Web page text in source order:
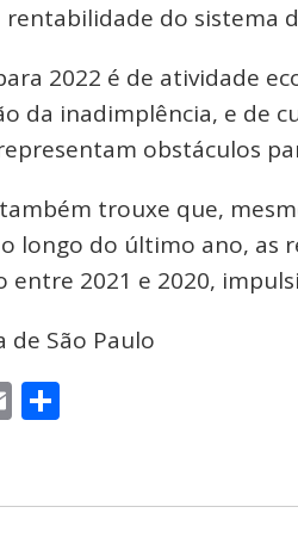
rentabilidade do sistema
2022 é de atividade
da inadimplência, e de
obstáculos
trouxe que,
longo do último ano, as
entre 2021 e 2020,
de São Paulo
Email